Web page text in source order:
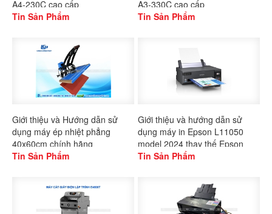
A4-230C cao cấp
Tin Sản Phẩm
A3-330C cao cấp
Tin Sản Phẩm
Giới thiệu và Hướng dẫn sử
dụng máy ép nhiệt phẳng
40x60cm chính hãng
Gaoshang
Tin Sản Phẩm
Giới thiệu và hướng dẫn sử
dụng máy in Epson L11050
model 2024 thay thế Epson
L1300
Tin Sản Phẩm